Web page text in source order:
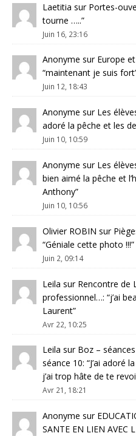
Laetitia sur Portes-
tourne …..”
Juin 16, 23:16
Anonyme sur Europe
“maintenant je suis fort
Juin 12, 18:43
Anonyme sur Les
adoré la pêche et les
Juin 10, 10:59
Anonyme sur Les
bien aimé la pêche et
Anthony”
Juin 10, 10:56
Olivier ROBIN sur
“Géniale cette photo !!!”
Juin 2, 09:14
Leila sur Rencontre de
professionnel…: “j’ai
Laurent”
Avr 22, 10:25
Leila sur Boz –
séance 10: “J’ai adoré
j’ai trop hâte de te
Avr 21, 18:21
Anonyme sur
SANTE EN LIEN AVEC